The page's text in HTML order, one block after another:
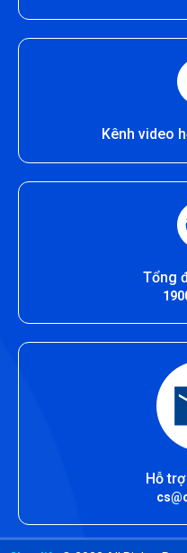
Kênh video
Tổng
Hỗ